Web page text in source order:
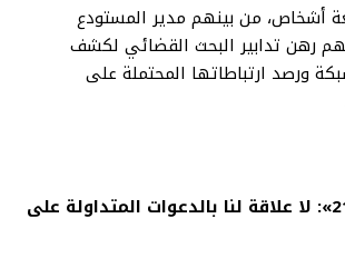
أشخاص، من بينهم مدير المستودع
رهن تدابير البحث القضائي لكشف
ورصد ارتباطاتها المحتملة على
إدارة «جيل زد 212»: لا علاقة لنا بالدعوات المتداولة على